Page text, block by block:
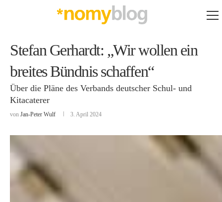
Stefan Gerhardt: „Wir wollen ein
breites Bündnis schaffen“
Über die Pläne des Verbands deutscher Schul- und
Kitacaterer
von Jan-Peter Wulf 3. April 2024